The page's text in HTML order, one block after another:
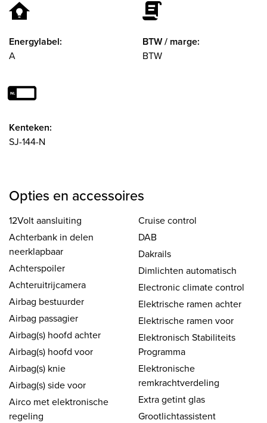
Energylabel:
A
BTW / marge:
BTW
Kenteken:
SJ-144-N
Opties en accessoires
12Volt aansluiting
Achterbank in delen
neerklapbaar
Achterspoiler
Achteruitrijcamera
Airbag bestuurder
Airbag passagier
Airbag(s) hoofd achter
Airbag(s) hoofd voor
Airbag(s) knie
Airbag(s) side voor
Airco met elektronische
regeling
Cruise control
DAB
Dakrails
Dimlichten automatisch
Electronic climate control
Elektrische ramen achter
Elektrische ramen voor
Elektronisch Stabiliteits
Programma
Elektronische
remkrachtverdeling
Extra getint glas
Grootlichtassistent